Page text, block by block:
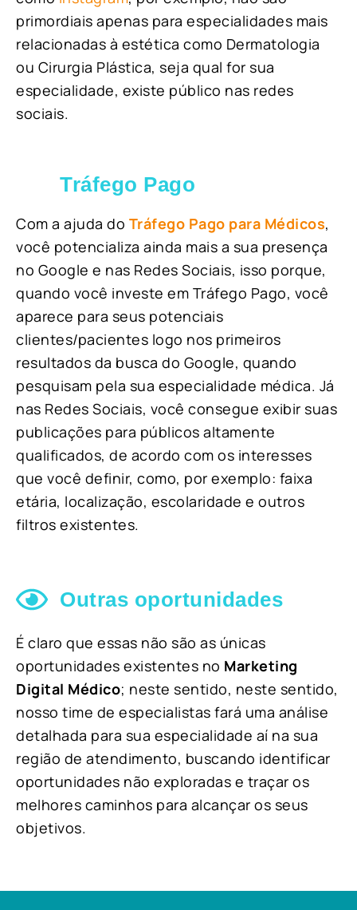
primordiais apenas para especialidades mais
relacionadas à estética como Dermatologia
ou Cirurgia Plástica, seja qual for sua
especialidade, existe público nas redes
sociais.
Tráfego Pago
Com a ajuda do Tráfego Pago para Médicos,
você potencializa ainda mais a sua presença
no Google e nas Redes Sociais, isso porque,
quando você investe em Tráfego Pago, você
aparece para seus potenciais
clientes/pacientes logo nos primeiros
resultados da busca do Google, quando
pesquisam pela sua especialidade médica. Já
nas Redes Sociais, você consegue exibir suas
publicações para públicos altamente
qualificados, de acordo com os interesses
que você definir, como, por exemplo: faixa
etária, localização, escolaridade e outros
filtros existentes.
Outras oportunidades
É claro que essas não são as únicas
oportunidades existentes no Marketing
Digital Médico; neste sentido, neste sentido,
nosso time de especialistas fará uma análise
detalhada para sua especialidade aí na sua
região de atendimento, buscando identificar
oportunidades não exploradas e traçar os
melhores caminhos para alcançar os seus
objetivos.